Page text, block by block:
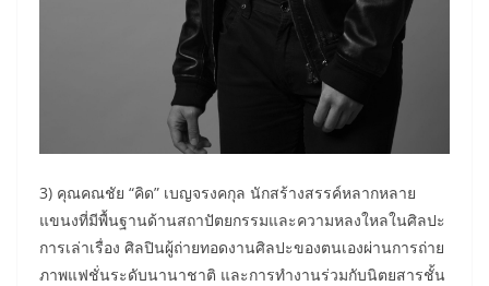
3) คุณคณชัย “คิด” เบญจรงคกุล นักสร้างสรรค์หลากหลาย
แขนงที่มีพื้นฐานด้านสถาปัตยกรรมและความหลงใหลในศิลปะ
การเล่าเรื่อง ศิลปินผู้ถ่ายทอดงานศิลปะของตนเองผ่านการถ่าย
ภาพแฟชั่นระดับนานาชาติ และการทำงานร่วมกับนิตยสารชั้น